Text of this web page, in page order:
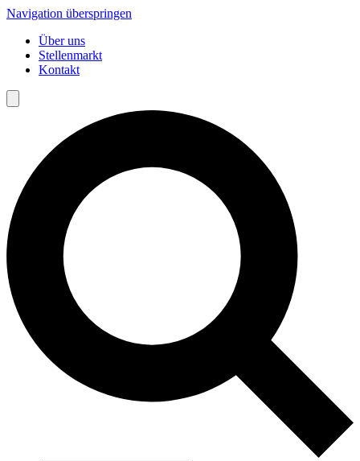
Navigation überspringen
Über uns
Stellenmarkt
Kontakt